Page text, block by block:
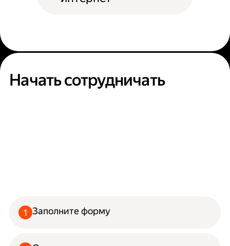
Начать сотрудничать
Заполните форму